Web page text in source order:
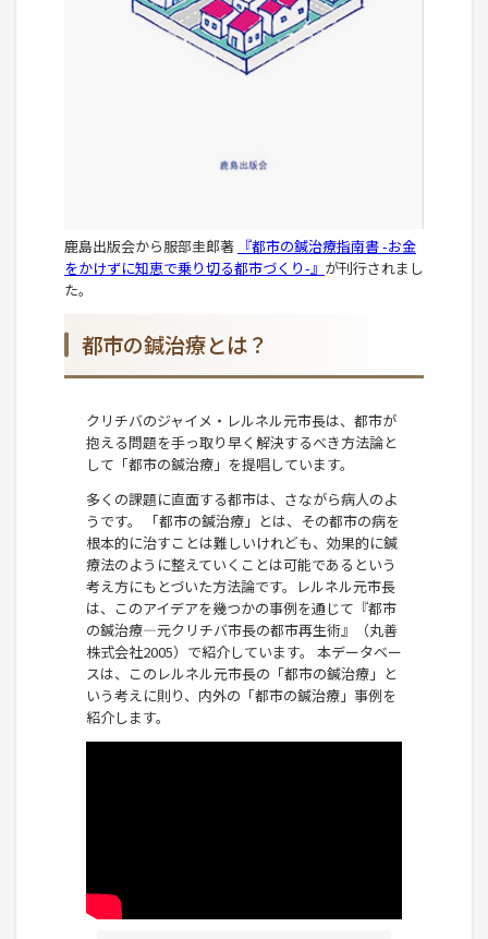
鹿島出版会から服部圭郎著 『都市の鍼治療指南書 -お金
をかけずに知恵で乗り切る都市づくり-』 が刊行されまし
た。
都市の鍼治療とは？
クリチバのジャイメ・レルネル元市長は、都市が
抱える問題を手っ取り早く解決するべき方法論と
して「都市の鍼治療」を提唱しています。
多くの課題に直面する都市は、さながら病人のよ
うです。 「都市の鍼治療」とは、その都市の病を
根本的に治すことは難しいけれども、効果的に鍼
療法のように整えていくことは可能であるという
考え方にもとづいた方法論です。レルネル元市長
は、このアイデアを幾つかの事例を通じて『都市
の鍼治療―元クリチバ市長の都市再生術』（丸善
株式会社2005）で紹介しています。 本データベー
スは、このレルネル元市長の「都市の鍼治療」と
いう考えに則り、内外の「都市の鍼治療」事例を
紹介します。